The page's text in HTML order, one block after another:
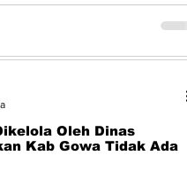
Gowa...
Oleh Dinas